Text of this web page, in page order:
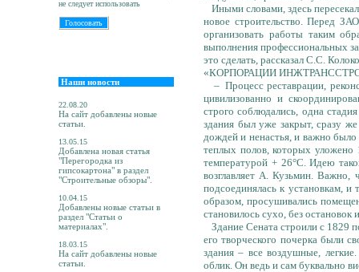
не следует использовать
Наши новости
22.08.20
На сайт добавлены новые
статьи.
13.05.15
Добавлена новая статья
"Перегородка из
гипсокартона" в раздел
"Строительные обзоры".
10.04.15
Добавлены новые статьи в
раздел "Статьи о
материалах".
18.03.15
На сайт добавлены новые
статьи.
Иными словами, здесь
новое строительство. Перед
организовать работы таким
выполнения профессиональных
это сделать, рассказал С.С.
«КОРПОРАЦИИ
– Процесс реставрации,
цивилизованно и
строго соблюдались, одна
здания был уже закрыт, сразу
дождей и ненастья, и важно было
теплых полов, которых уложено
температурой + 26°С. Идею
возглавляет А. Кузьмин. Важно,
подсоединялась к установкам, и
образом, просушивались
становилось сухо, без
Здание Сената строили с 1829
его творческого почерка были
здания – все воздушные,
облик. Он ведь и сам буквально